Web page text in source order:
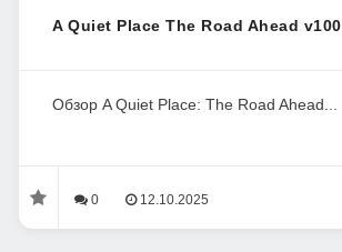
A Quiet Place The Road Ahead v100
Обзор A Quiet Place: The Road Ahead...
0 12.10.2025